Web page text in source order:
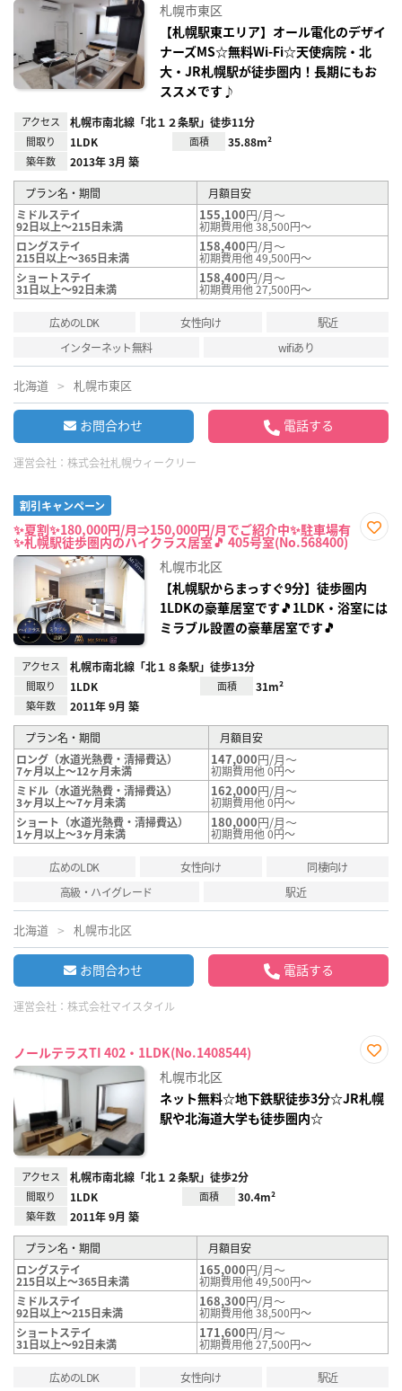
り登
録
札幌市東区
【札幌駅東エリア】オール電化のデザイ
ナーズMS☆無料Wi-Fi☆天使病院・北
大・JR札幌駅が徒歩圏内！長期にもお
ススメです♪
アクセス 札幌市南北線「北１２条駅」徒歩11分
間取り 1LDK 面積 35.88m²
築年数 2013年 3月 築
プラン名・期間
月額目安
ミドルステイ
92日以上～215日未満
155,100円/月～
初期費用他 38,500円～
ロングステイ
215日以上～365日未満
158,400円/月～
初期費用他 49,500円～
ショートステイ
31日以上～92日未満
158,400円/月～
初期費用他 27,500円～
広めのLDK 女性向け
駅近
インターネット無料
wifiあり
北海道 札幌市東区
お問合わせ 電話する
運営会社： 株式会社札幌ウィークリー
割引キャンペーン
✨夏割✨180,000円/月⇒150,000円/月でご紹介中✨駐車場有
✨札幌駅徒歩圏内のハイクラス居室🎵 405号室(No.568400)
録
札幌市北区
【札幌駅からまっすぐ9分】徒歩圏内
1LDKの豪華居室です🎵1LDK・浴室には
ミラブル設置の豪華居室です🎵
アクセス 札幌市南北線「北１８条駅」徒歩13分
間取り 1LDK 面積 31m²
築年数 2011年 9月 築
プラン名・期間
月額目安
ロング（水道光熱費・清掃費込）
7ヶ月以上～12ヶ月未満
147,000円/月～
初期費用他 0円～
ミドル（水道光熱費・清掃費込）
3ヶ月以上～7ヶ月未満
162,000円/月～
初期費用他 0円～
ショート（水道光熱費・清掃費込）
1ヶ月以上～3ヶ月未満
180,000円/月～
初期費用他 0円～
広めのLDK 女性向け
同棲向け
高級・ハイグレード
駅近
北海道 札幌市北区
お問合わせ 電話する
運営会社： 株式会社マイスタイル
ノールテラスTI 402・1LDK(No.1408544)
り登
録
札幌市北区
ネット無料☆地下鉄駅徒歩3分☆JR札幌
駅や北海道大学も徒歩圏内☆
アクセス 札幌市南北線「北１２条駅」徒歩2分
間取り 1LDK 面積 30.4m²
築年数 2011年 9月 築
プラン名・期間
月額目安
ロングステイ
215日以上～365日未満
165,000円/月～
初期費用他 49,500円～
ミドルステイ
92日以上～215日未満
168,300円/月～
初期費用他 38,500円～
ショートステイ
31日以上～92日未満
171,600円/月～
初期費用他 27,500円～
広めのLDK 女性向け 駅近